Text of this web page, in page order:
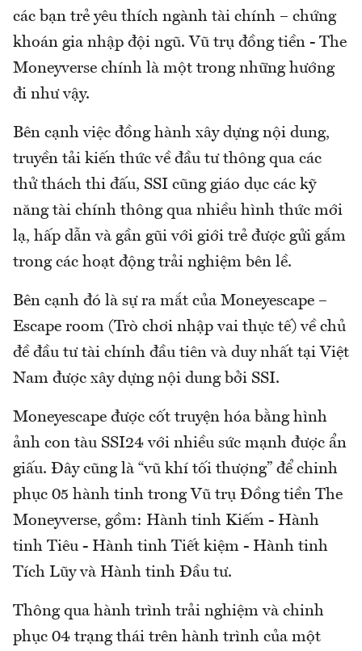
các bạn trẻ yêu thích ngành tài chính – chứng
khoán gia nhập đội ngũ. Vũ trụ đồng tiền - The
Moneyverse chính là một trong những hướng
đi như vậy.
Bên cạnh việc đồng hành xây dựng nội dung,
truyền tải kiến thức về đầu tư thông qua các
thử thách thi đấu, SSI cũng giáo dục các kỹ
năng tài chính thông qua nhiều hình thức mới
lạ, hấp dẫn và gần gũi với giới trẻ được gửi gắm
trong các hoạt động trải nghiệm bên lề.
Bên cạnh đó là sự ra mắt của Moneyescape –
Escape room (Trò chơi nhập vai thực tế) về chủ
đề đầu tư tài chính đầu tiên và duy nhất tại Việt
Nam được xây dựng nội dung bởi SSI.
Moneyescape được cốt truyện hóa bằng hình
ảnh con tàu SSI24 với nhiều sức mạnh được ẩn
giấu. Đây cũng là “vũ khí tối thượng” để chinh
phục 05 hành tinh trong Vũ trụ Đồng tiền The
Moneyverse, gồm: Hành tinh Kiếm - Hành
tinh Tiêu - Hành tinh Tiết kiệm - Hành tinh
Tích Lũy và Hành tinh Đầu tư.
Thông qua hành trình trải nghiệm và chinh
phục 04 trạng thái trên hành trình của một